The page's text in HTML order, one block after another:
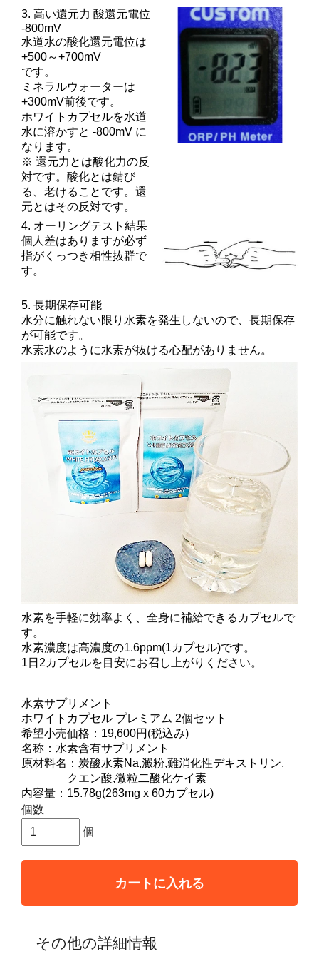
3. 高い還元力 酸還元電位
-800mV
水道水の酸化還元電位は
+500～+700mV
です。
ミネラルウォーターは
+300mV前後です。
ホワイトカプセルを水道
水に溶かすと -800mV に
なります。
※ 還元力とは酸化力の反
対です。酸化とは錆び
る、老けることです。還
元とはその反対です。
4. オーリングテスト結果
個人差はありますが必ず
指がくっつき相性抜群で
す。
5. 長期保存可能
水分に触れない限り水素を発生しないので、長期保存
が可能です。
水素水のように水素が抜ける心配がありません。
水素を手軽に効率よく、全身に補給できるカプセルで
す。
水素濃度は高濃度の1.6ppm(1カプセル)です。
1日2カプセルを目安にお召し上がりください。
水素サプリメント
ホワイトカプセル プレミアム 2個セット
希望小売価格：19,600円(税込み)
名称：水素含有サプリメント
原材料名：炭酸水素Na,澱粉,難消化性デキストリン,
クエン酸,微粒二酸化ケイ素
内容量：15.78g(263mg x 60カプセル)
個数
個
カートに入れる
その他の詳細情報